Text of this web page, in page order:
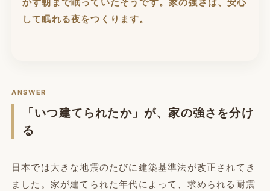
かず朝まで眠っていたそうです。家の強さは、安心
して眠れる夜をつくります。
ANSWER
「いつ建てられたか」が、家の強さを分け
る
日本では大きな地震のたびに建築基準法が改正されてき
ました。家が建てられた年代によって、求められる耐震